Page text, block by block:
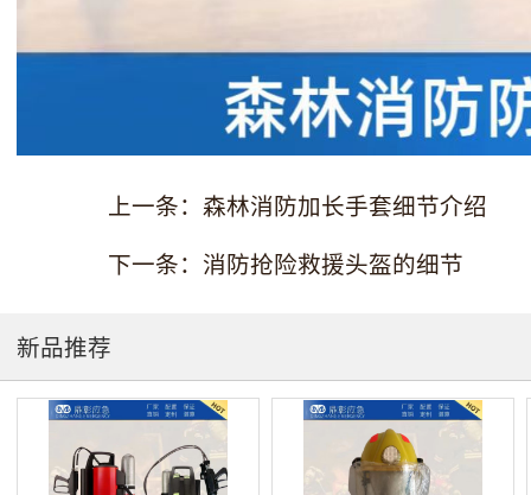
上一条：森林消防加长手套细节介绍
下一条：消防抢险救援头盔的细节
新品推荐